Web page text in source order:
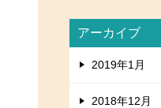
アーカイブ
2019年1月
2018年12月